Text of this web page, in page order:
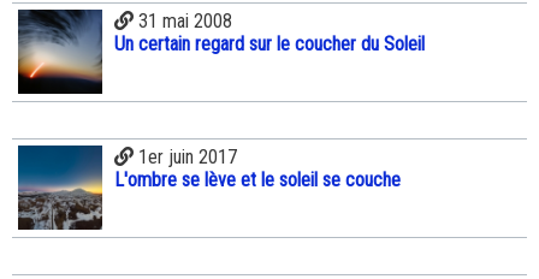
31 mai 2008
Un certain regard sur le coucher du Soleil
1er juin 2017
L'ombre se lève et le soleil se couche